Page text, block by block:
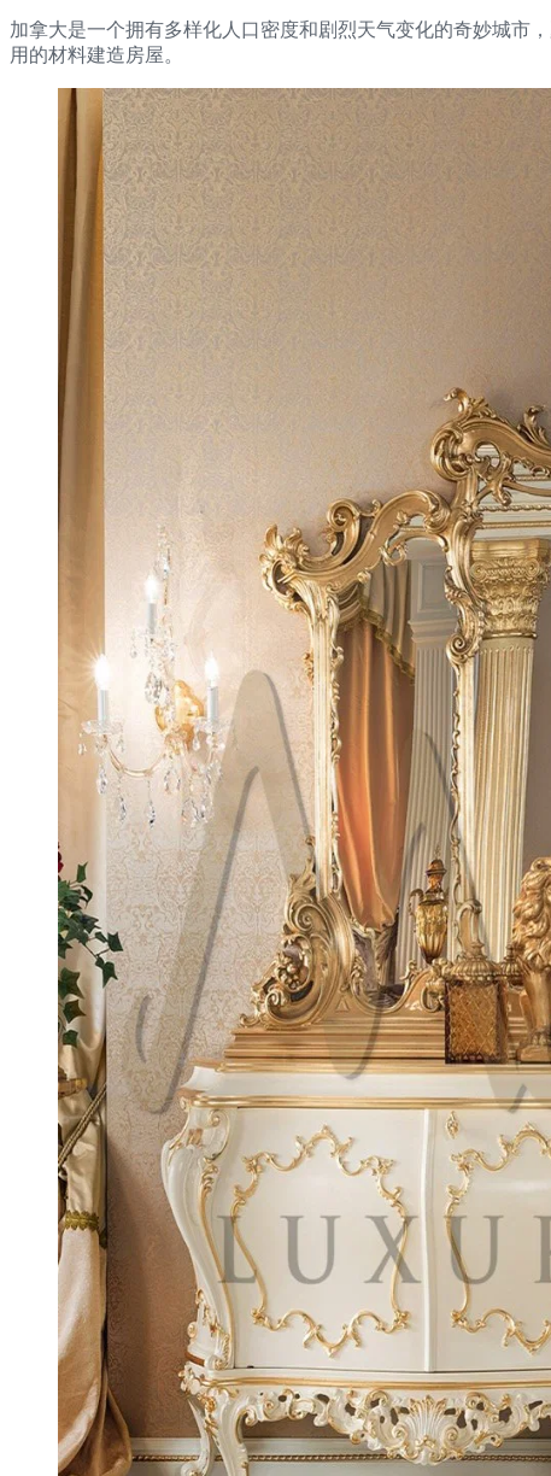
加拿大是一个拥有多样化人口密度和剧烈天气变化的奇妙城市
用的材料建造房屋。